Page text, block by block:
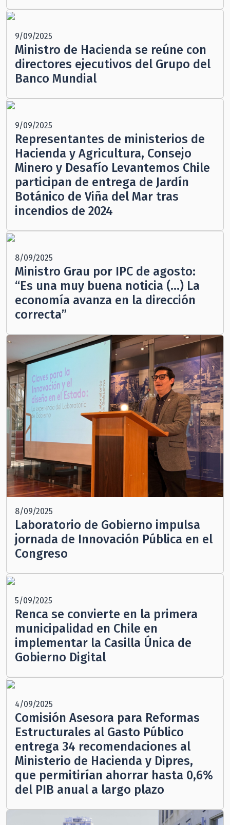
9/09/2025
Ministro de Hacienda se reúne con
directores ejecutivos del Grupo del
Banco Mundial
9/09/2025
Representantes de ministerios de
Hacienda y Agricultura, Consejo
Minero y Desafío Levantemos Chile
participan de entrega de Jardín
Botánico de Viña del Mar tras
incendios de 2024
8/09/2025
Ministro Grau por IPC de agosto:
“Es una muy buena noticia (…) La
economía avanza en la dirección
correcta”
8/09/2025
Laboratorio de Gobierno impulsa
jornada de Innovación Pública en el
Congreso
5/09/2025
Renca se convierte en la primera
municipalidad en Chile en
implementar la Casilla Única de
Gobierno Digital
4/09/2025
Comisión Asesora para Reformas
Estructurales al Gasto Público
entrega 34 recomendaciones al
Ministerio de Hacienda y Dipres,
que permitirían ahorrar hasta 0,6%
del PIB anual a largo plazo